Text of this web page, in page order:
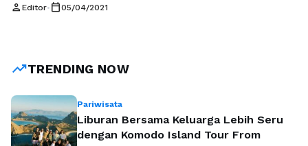
mengeluarkan keringat , walaupun tidak banyak tetapi ada
menimbulkan bau yang …
person Editor• calendar_today05/04/2021
trending_upTRENDING NOW
Pariwisata
Liburan Bersama Keluarga Lebih Seru
dengan Komodo Island Tour From